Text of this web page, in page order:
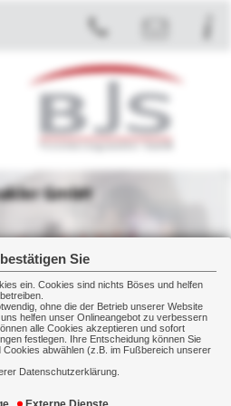
Sie
ein. Cookies sind nichts Böses und helfen
ohne die der Betrieb unserer Website
helfen unser Onlineangebot zu verbessern
alle Cookies akzeptieren und sofort
festlegen. Ihre Entscheidung können Sie
abwählen (z.B. im Fußbereich unserer
Datenschutzerklärung.
GmbH
Selbständige